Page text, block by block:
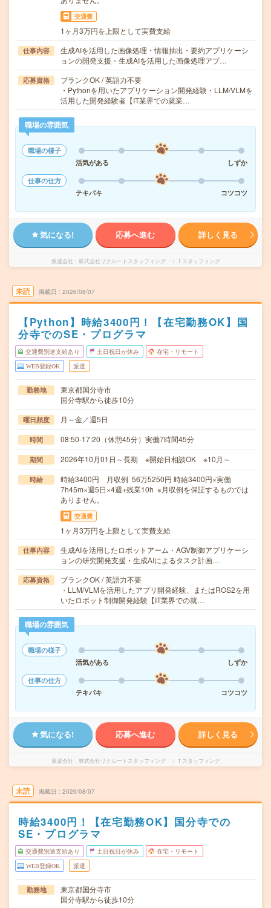
交通費
1ヶ月3万円を上限として実費支給
仕事内容
生成AIを活用した画像処理・情報抽出・要約アプリケーシ
ョンの開発支援・生成AIを活用した画像処理アプ…
応募資格
ブランクOK / 英語力不要
・Pythonを用いたアプリケーション開発経験・LLM/VLMを
活用した開発経験者【IT業界での就業…
職場の雰囲気
職場の様子
活気がある
しずか
仕事の仕方
テキパキ
コツコツ
気になる! 応募へ進む 詳しく見る
派遣会社 株式会社リクルートスタッフィング ＩＴスタッフィング
未読 掲載日 2026/08/07
【Python】時給3400円！【在宅勤務OK】国
分寺でのSE・プログラマ
交通費別途支給あり 土日祝日が休み 在宅・リモート
WEB登録OK 派遣
勤務地
東京都国分寺市
国分寺駅から徒歩10分
曜日頻度 月～金／週5日
時間 08:50-17:20（休憩45分）実働7時間45分
期間 2026年10月01日～長期 ※開始日相談OK ※10月～
時給
時給3400円 月収例 56万5250円 時給3400円×実働
7h45m×週5日×4週+残業10h ※月収例を保証するものでは
ありません。
交通費
1ヶ月3万円を上限として実費支給
仕事内容
生成AIを活用したロボットアーム・AGV制御アプリケーシ
ョンの研究開発支援・生成AIによるタスク計画…
応募資格
ブランクOK / 英語力不要
・LLM/VLMを活用したアプリ開発経験、またはROS2を用
いたロボット制御開発経験【IT業界での就…
職場の雰囲気
職場の様子
活気がある
しずか
仕事の仕方
テキパキ
コツコツ
気になる! 応募へ進む 詳しく見る
派遣会社 株式会社リクルートスタッフィング ＩＴスタッフィング
未読 掲載日 2026/08/07
時給3400円！【在宅勤務OK】国分寺での
SE・プログラマ
交通費別途支給あり 土日祝日が休み 在宅・リモート
WEB登録OK 派遣
勤務地
東京都国分寺市
国分寺駅から徒歩10分